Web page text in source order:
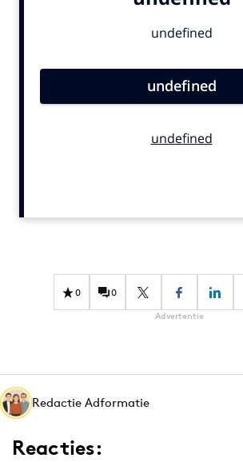
Gedragsverandering
Influencer marketing
Media
Merkstrategie
PR
Programmatic
0 0
Advertentie
Redactie Adformatie
Reacties: